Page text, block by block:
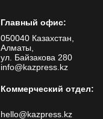
Главный офис:
050040 Казахстан,
Алматы,
ул. Байзакова 280
info@kazpress.kz
Коммерческий отдел:
hello@kazpress.kz